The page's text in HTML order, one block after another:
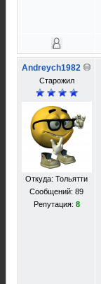
Andreych1982
Старожил
Откуда: Тольятти
Сообщений: 89
Репутация: 8